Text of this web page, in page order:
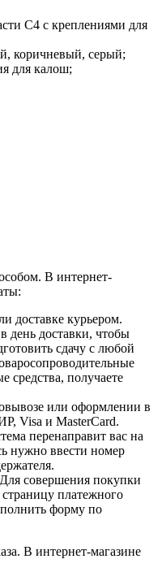
С4 с креплениями для
коричневый, серый;
для калош;
В интернет-
доставке курьером.
день доставки, чтобы
сдачу с любой
средства, получаете
или оформлении в
Visa и MasterCard.
перенаправит вас на
нужно ввести номер
совершения покупки
платежного
форму по
В интернет-магазине